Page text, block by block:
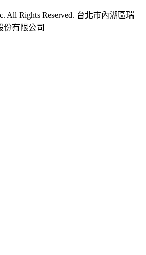
All Rights Reserved. 台北市內湖區瑞
份有限公司